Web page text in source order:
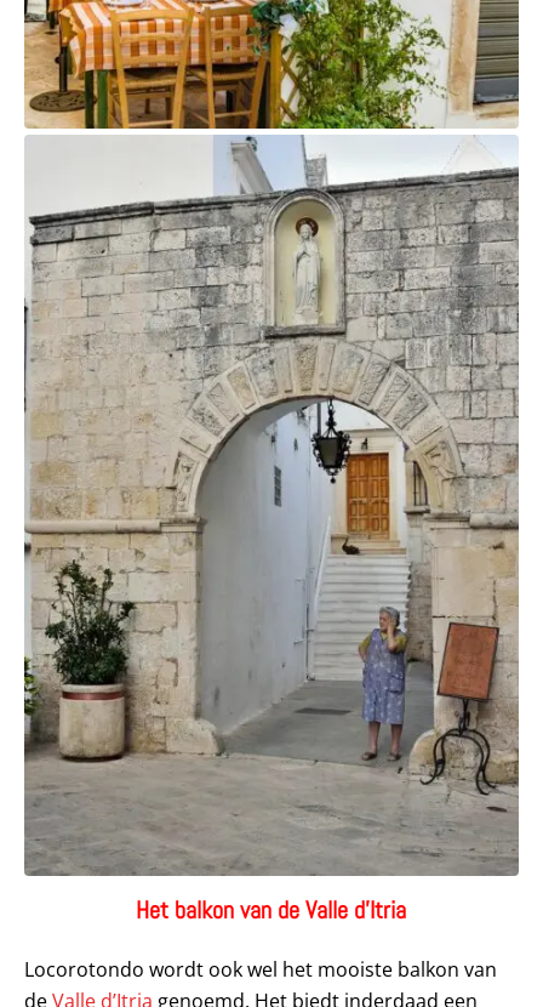
Het balkon van de Valle d’Itria
Locorotondo wordt ook wel het mooiste balkon van
deValle d’Itria genoemd. Het biedt inderdaad een